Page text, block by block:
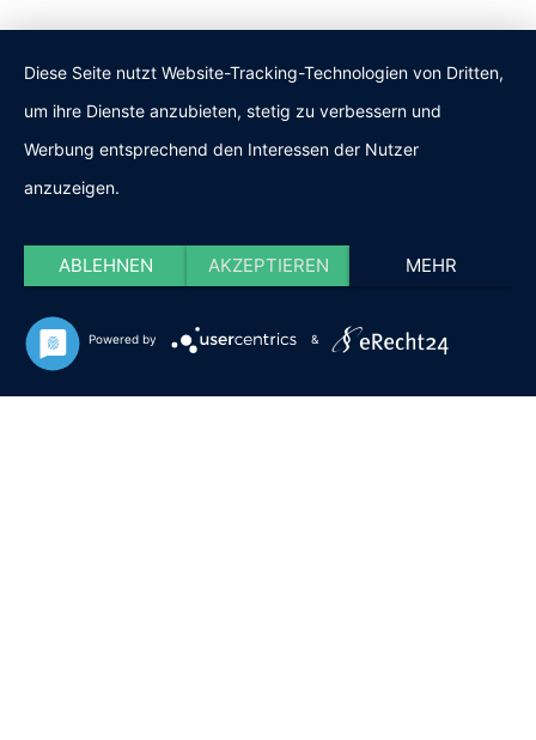
Diese Seite nutzt Website-Tracking-Technologien von Dritten,
um ihre Dienste anzubieten, stetig zu verbessern und
Werbung entsprechend den Interessen der Nutzer
anzuzeigen.
ABLEHNEN AKZEPTIEREN MEHR
Powered by &